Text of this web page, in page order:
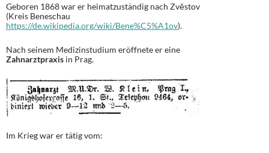
Geboren 1868 war er heimatzuständig nach Zvěstov
(Kreis Beneschau
https://de.wikipedia.org/wiki/Bene%C5%A1ov).
Nach seinem Medizinstudium eröffnete er eine
Zahnarztpraxis in Prag.
Im Krieg war er tätig vom: